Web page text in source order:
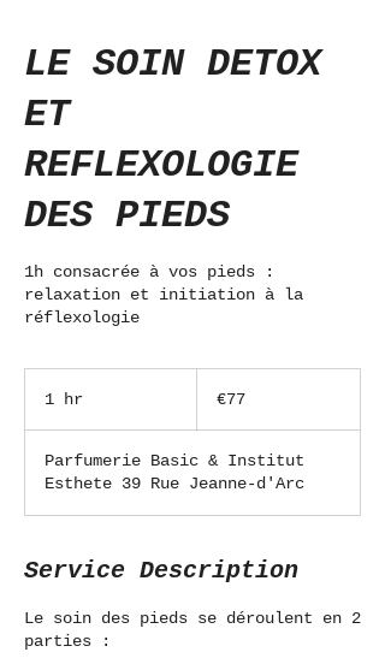
LE SOIN DETOX
ET
REFLEXOLOGIE
DES PIEDS
1h consacrée à vos pieds :
relaxation et initiation à la
réflexologie
1 hr €77
Parfumerie Basic & Institut
Esthete 39 Rue Jeanne-d'Arc
Service Description
Le soin des pieds se déroulent en 2
parties :